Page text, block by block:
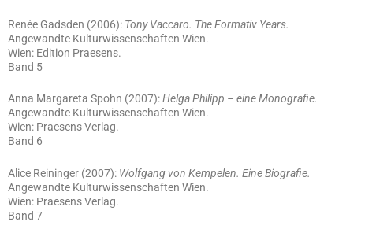
Renée Gadsden (2006): Tony Vaccaro. The Formativ Years.
Angewandte Kulturwissenschaften Wien.
Wien: Edition Praesens.
Band 5
Anna Margareta Spohn (2007):Helga Philipp – eine Monografie.
Angewandte Kulturwissenschaften Wien.
Wien: Praesens Verlag.
Band 6
Alice Reininger (2007): Wolfgang von Kempelen. Eine Biografie.
Angewandte Kulturwissenschaften Wien.
Wien: Praesens Verlag.
Band 7